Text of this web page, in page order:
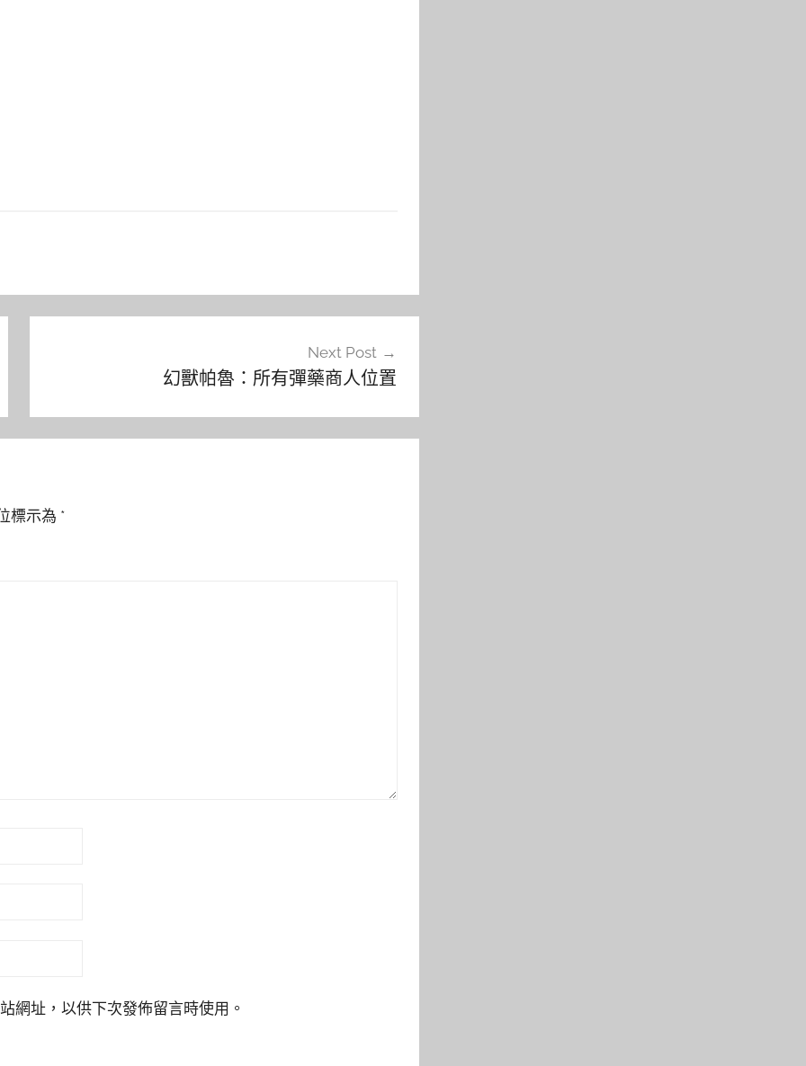
Next Post
幻獸帕魯：所有彈藥商人位置
標示為 *
網址，以供下次發佈留言時使用。